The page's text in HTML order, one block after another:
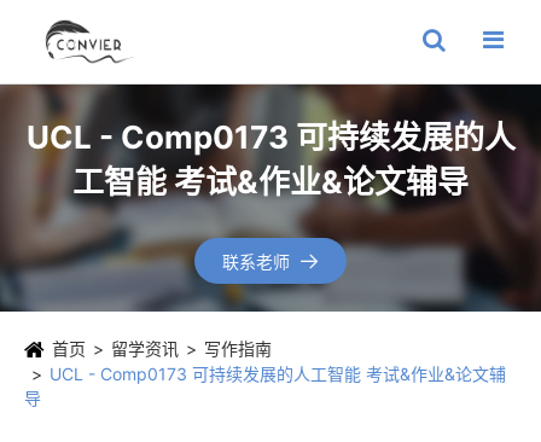
UCL - Comp0173 可持续发展的人
工智能 考试&作业&论文辅导
联系老师 
首页 留学资讯
写作指南
UCL - Comp0173 可持续发展的人工智能 考试&作业&论文辅
导